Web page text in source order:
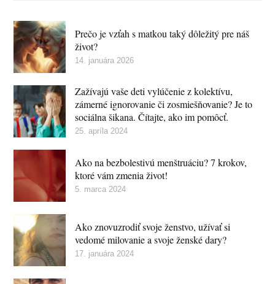
Prečo je vzťah s matkou taký dôležitý pre náš
život?
14. januára 2026
Zažívajú vaše deti vylúčenie z kolektívu,
zámerné ignorovanie či zosmiešňovanie? Je to
sociálna šikana. Čítajte, ako im pomôcť.
25. apríla 2024
Ako na bezbolestivú menštruáciu? 7 krokov,
ktoré vám zmenia život!
5. marca 2024
Ako znovuzrodiť svoje ženstvo, užívať si
vedomé milovanie a svoje ženské dary?
17. januára 2024